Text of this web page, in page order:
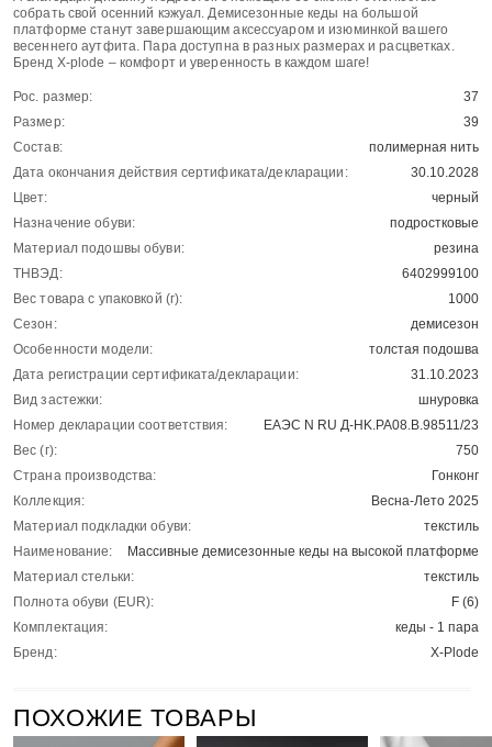
собрать свой осенний кэжуал. Демисезонные кеды на большой
платформе станут завершающим аксессуаром и изюминкой вашего
весеннего аутфита. Пара доступна в разных размерах и расцветках.
Бренд X-plode – комфорт и уверенность в каждом шаге!
Рос. размер:
37
Размер:
39
Состав:
полимерная нить
Дата окончания действия сертификата/декларации:
30.10.2028
Цвет:
черный
Назначение обуви:
подростковые
Материал подошвы обуви:
резина
ТНВЭД:
6402999100
Вес товара с упаковкой (г):
1000
Сезон:
демисезон
Особенности модели:
толстая подошва
Дата регистрации сертификата/декларации:
31.10.2023
Вид застежки:
шнуровка
Номер декларации соответствия:
ЕАЭС N RU Д-HK.РА08.В.98511/23
Вес (г):
750
Страна производства:
Гонконг
Коллекция:
Весна-Лето 2025
Материал подкладки обуви:
текстиль
Наименование:
Массивные демисезонные кеды на высокой платформе
Материал стельки:
текстиль
Полнота обуви (EUR):
F (6)
Комплектация:
кеды - 1 пара
Бренд:
X-Plode
ПОХОЖИЕ ТОВАРЫ